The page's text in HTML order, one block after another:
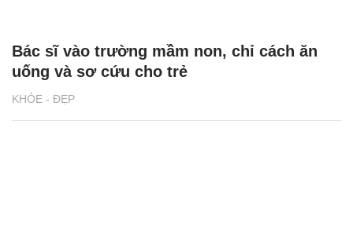
KHỎE - ĐẸP
Bác sĩ vào trường mầm non, chỉ cách ăn
uống và sơ cứu cho trẻ